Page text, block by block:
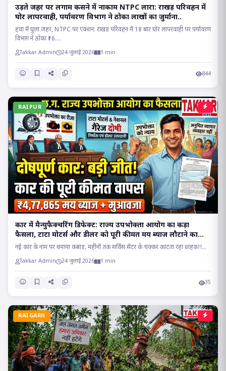
उड़ते जहर पर लगाम कसने में नाकाम NTPC लारा: राखड़ परिवहन में
घोर लापरवाही, पर्यावरण विभाग ने ठोका लाखों का जुर्माना..
हवा में घुला जहर, NTPC पर एक्शन: राखड़ परिवहन में 18 बार घोर लापरवाही पर पर्यावरण
विभाग ने ठोका ₹16....
Takkar Admin 24 जुलाई 2026 1 min
844
RAIPUR
कार में मैन्युफैक्चरिंग डिफेक्ट: राज्य उपभोक्ता आयोग का कड़ा
फैसला, टाटा मोटर्स और डीलर को पूरी कीमत मय ब्याज लौटाने का
आदेश..
नई कार के नाम पर थमाया कबाड़, महीनों तक सर्विस सेंटर के चक्कर काटता रहा ग्राहक!!...
Takkar Admin 24 जुलाई 2026 1 min
35
RAIGARH